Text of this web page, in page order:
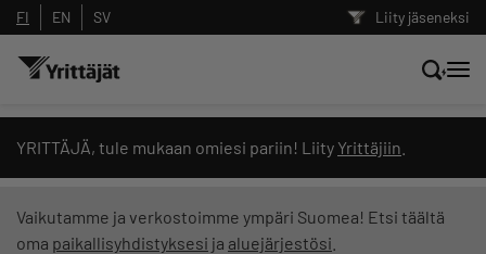
Liity jäseneksi
FI EN SV
YRITTÄJÄ, tule mukaan omiesi pariin! Liity Yrittäjiin
Vaikutamme ja verkostoimme ympäri Suomea! Etsi täältä
oma paikallisyhdistyksesi ja aluejärjestösi
Hae sivustolta tai kysy suoraan
Yrittäjien tekoälyltä